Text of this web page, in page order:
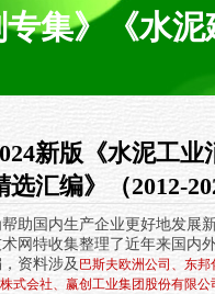
专集》 《水
新版《水泥工
选汇编》（2012-
帮助国内生产企业更好地发展
网特收集整理了近年来国内
资料涉及 巴斯夫欧洲公司、东
式会社、赢创工业集团股份有限